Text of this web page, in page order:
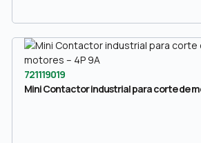
721119019
Mini Contactor industrial para corte de